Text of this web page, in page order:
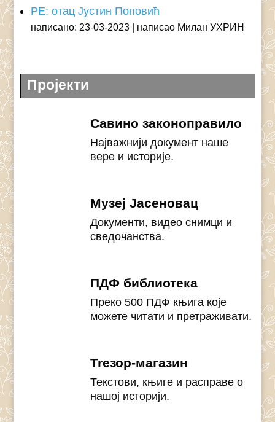
РЕ: отац Јустин Поповић
написано: 23-03-2023 написао Милан УХРИН
Пројекти
Савино законоправило
Најважнији документ наше
вере и историје.
Музеј Јасеновац
Документи, видео снимци и
сведочанства.
ПДФ библиотека
Преко 500 ПДФ књига које
можете читати и претраживати.
Treзор-магазин
Текстови, књиге и расправе о
нашој историји.